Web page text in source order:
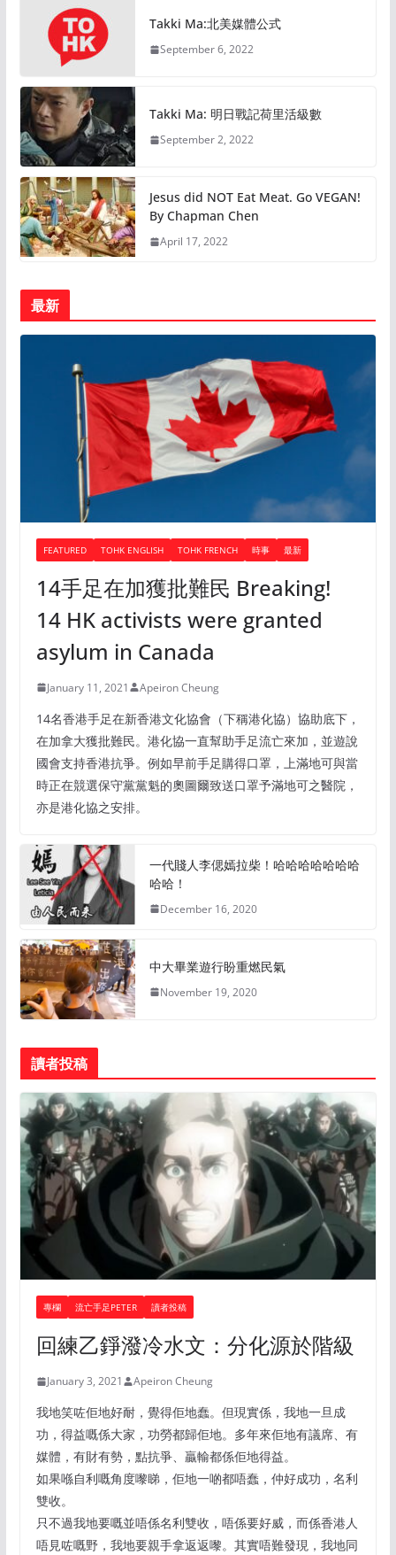
Takki Ma:北美媒體公式
September 6, 2022
Takki Ma: 明日戰記荷里活級數
September 2, 2022
Jesus did NOT Eat Meat. Go VEGAN!
By Chapman Chen
April 17, 2022
最新
FEATURED TOHK ENGLISH TOHK FRENCH 時事 最新
14手足在加獲批難民 Breaking!
14 HK activists were granted
asylum in Canada
January 11, 2021 Apeiron Cheung
14名香港手足在新香港文化協會（下稱港化協）協助底下，
在加拿大獲批難民。港化協一直幫助手足流亡來加，並遊說
國會支持香港抗爭。例如早前手足購得口罩，上滿地可與當
時正在競選保守黨黨魁的奧圖爾致送口罩予滿地可之醫院，
亦是港化協之安排。
一代賤人李偲嫣拉柴！哈哈哈哈哈哈哈
哈哈！
December 16, 2020
中大畢業遊行盼重燃民氣
November 19, 2020
讀者投稿
專欄 流亡手足PETER 讀者投稿
回練乙錚潑冷水文：分化源於階級
January 3, 2021 Apeiron Cheung
我地笑咗佢地好耐，覺得佢地蠢。但現實係，我地一旦成
功，得益嘅係大家，功勞都歸佢地。多年來佢地有議席、有
媒體，有財有勢，點抗爭、贏輸都係佢地得益。
如果喺自利嘅角度嚟睇，佢地一啲都唔蠢，仲好成功，名利
雙收。
只不過我地要嘅並唔係名利雙收，唔係要好威，而係香港人
唔見咗嘅野，我地要親手拿返返嚟。其實唔難發現，我地同